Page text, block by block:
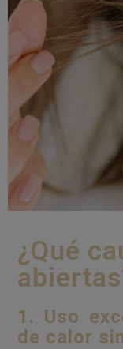
¿Qué
1. Uso
de calor